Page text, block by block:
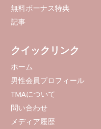
無料ボーナス特典
記事
クイックリンク
ホーム
男性会員プロフィール
TMAについて
問い合わせ
メディア履歴